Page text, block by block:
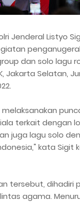
Jenderal Listyo
dan solo lagu
Jakarta Selatan,
melaksanakan
terkait dengan
juga lagu solo
kata Sigit
tersebut, dihadiri
agama.